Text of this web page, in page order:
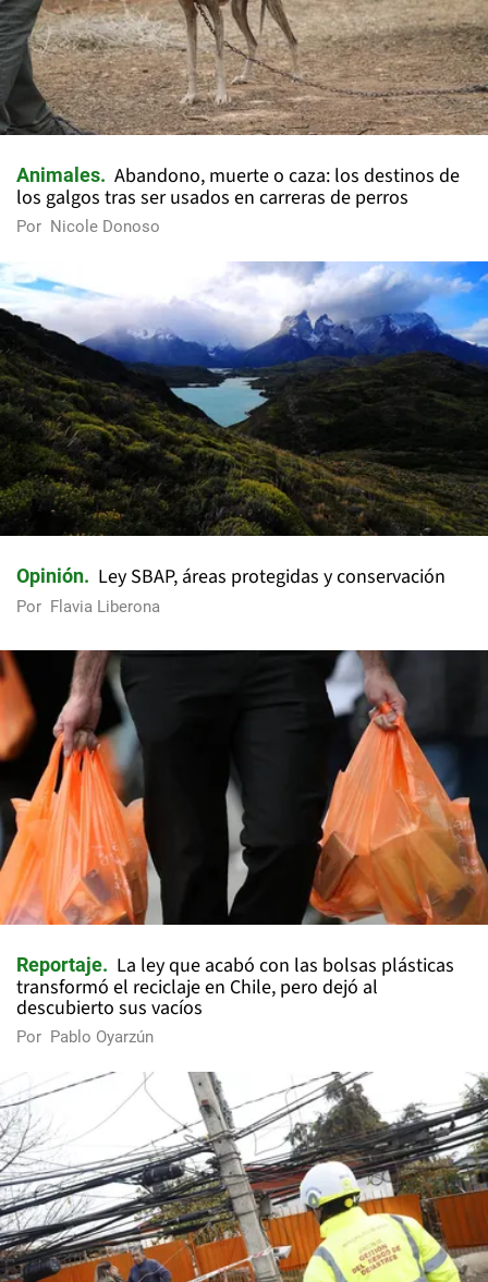
Animales
Abandono, muerte o caza: los destinos de
los galgos tras ser usados en carreras de perros
Por Nicole Donoso
Opinión Ley SBAP, áreas protegidas y conservación
Por Flavia Liberona
Reportaje
La ley que acabó con las bolsas plásticas
transformó el reciclaje en Chile, pero dejó al
descubierto sus vacíos
Por Pablo Oyarzún